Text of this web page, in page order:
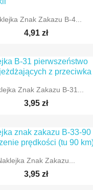
Znak Zakazu B-4...
4,91 zł
TYLKO ONLINE
Znak Zakazu B-31...
3,95 zł
TYLKO ONLINE
Znak Zakazu...
3,95 zł